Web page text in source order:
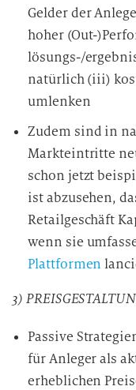
Gelder der
hoher (Out-
lösungs-/
natürlich (iii)
umlenken
Zudem sind in
Markteintritte
schon jetzt
ist abzusehen,
Retailgeschäft
wenn sie
Plattformen
3)
Passive
für Anleger als
erheblichen